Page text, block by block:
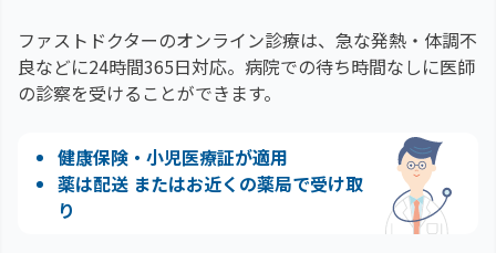
ファストドクターのオンライン診療は、急な発熱・体調不
良などに24時間365日対応。 病院での待ち時間なしに医師
の診察を受けることができます。
健康保険・小児医療証が適用
薬は配送 またはお近くの薬局で受け取
り